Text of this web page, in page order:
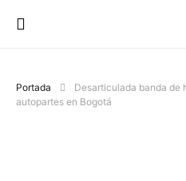
Portada
Desarticulada banda de
autopartes en Bogotá